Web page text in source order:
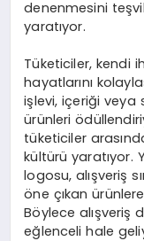
denenmesini
yaratıyor.
Tüketiciler, kendi
hayatlarını
işlevi, içeriği
ürünleri
tüketiciler
kültürü yaratıyor.
logosu, alışveriş
öne çıkan
Böylece alışveriş
eğlenceli hale